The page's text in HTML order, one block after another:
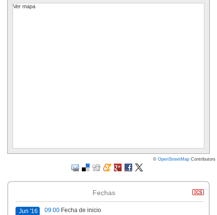
Ver mapa
© OpenStreetMap Contributors
Fechas
Jun '16 09:00 Fecha de inicio